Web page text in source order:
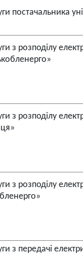
постачальника
з розподілу
з розподілу
з розподілу
з передачі